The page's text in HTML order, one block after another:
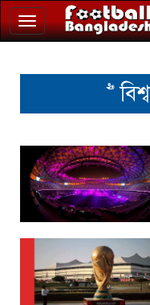
Toggle
navigation
>>